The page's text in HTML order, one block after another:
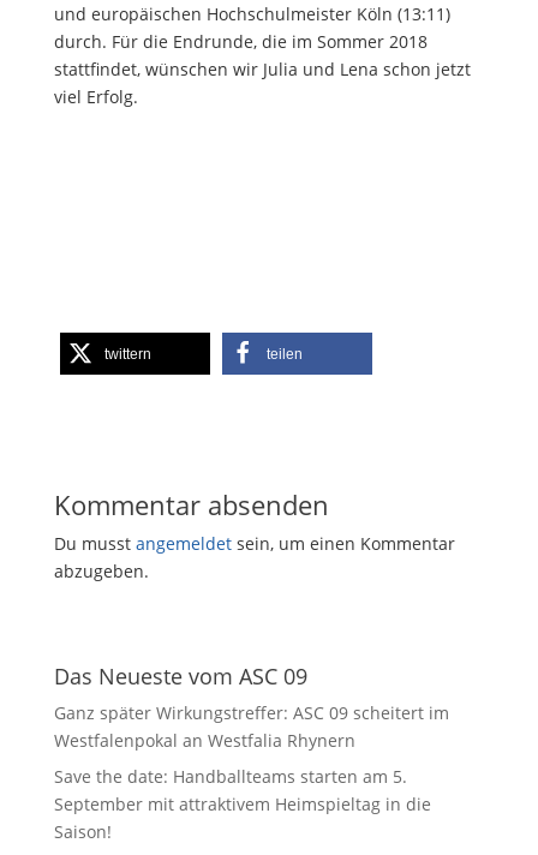
und europäischen Hochschulmeister Köln (13:11)
durch. Für die Endrunde, die im Sommer 2018
stattfindet, wünschen wir Julia und Lena schon jetzt
viel Erfolg.
twittern teilen
Kommentar absenden
Du musst angemeldetsein, um einen Kommentar
abzugeben.
Das Neueste vom ASC 09
Ganz später Wirkungstreffer: ASC 09 scheitert im
Westfalenpokal an Westfalia Rhynern
Save the date: Handballteams starten am 5.
September mit attraktivem Heimspieltag in die
Saison!